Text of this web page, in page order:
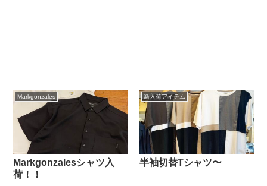
Markgonzales
Markgonzalesシャツ入
荷！！
新入荷アイテム
半袖切替Tシャツ〜